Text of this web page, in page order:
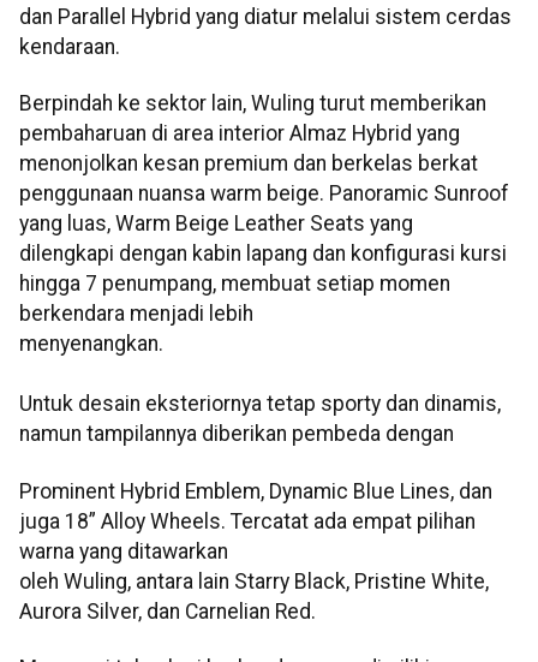
dan Parallel Hybrid yang diatur melalui sistem cerdas
kendaraan.
Berpindah ke sektor lain, Wuling turut memberikan
pembaharuan di area interior Almaz Hybrid yang
menonjolkan kesan premium dan berkelas berkat
penggunaan nuansa warm beige. Panoramic Sunroof
yang luas, Warm Beige Leather Seats yang
dilengkapi dengan kabin lapang dan konfigurasi kursi
hingga 7 penumpang, membuat setiap momen
berkendara menjadi lebih
menyenangkan.
Untuk desain eksteriornya tetap sporty dan dinamis,
namun tampilannya diberikan pembeda dengan
Prominent Hybrid Emblem, Dynamic Blue Lines, dan
juga 18” Alloy Wheels. Tercatat ada empat pilihan
warna yang ditawarkan
oleh Wuling, antara lain Starry Black, Pristine White,
Aurora Silver, dan Carnelian Red.